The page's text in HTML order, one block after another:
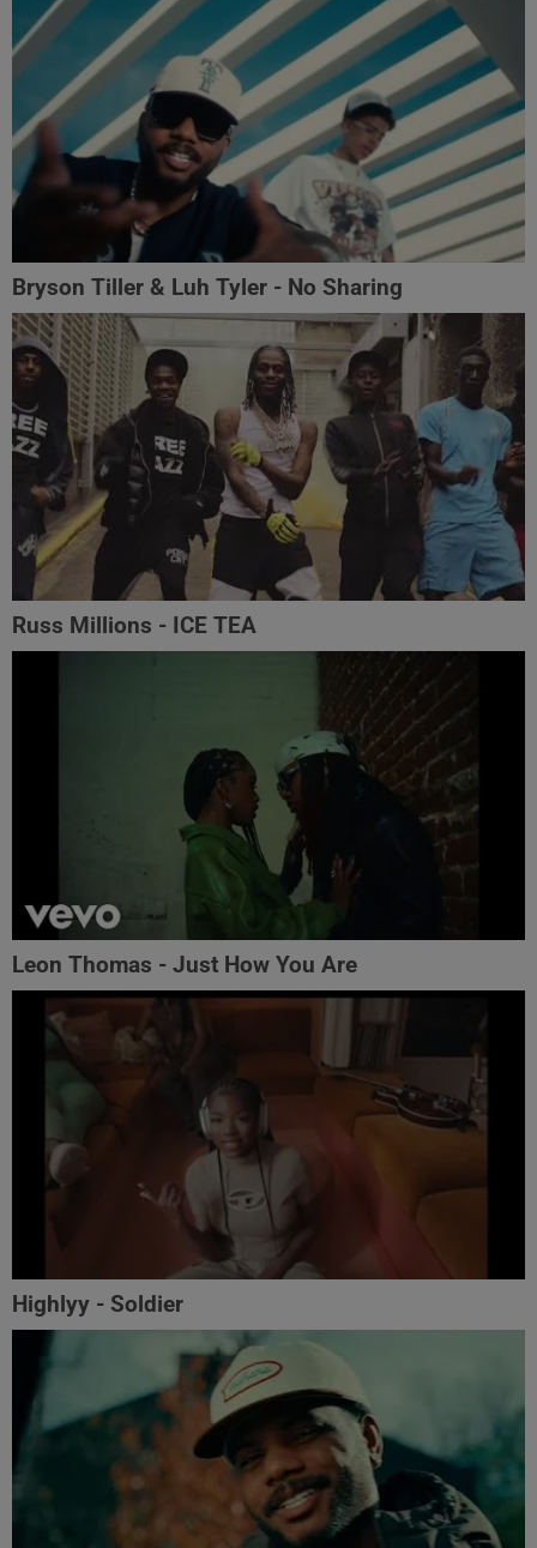
Bryson Tiller & Luh Tyler - No Sharing
Russ Millions - ICE TEA
Leon Thomas - Just How You Are
Highlyy - Soldier